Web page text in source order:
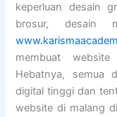
keperluan desain
brosur, desain
membuat
Hebatnya, semua
digital tinggi dan
website di malang